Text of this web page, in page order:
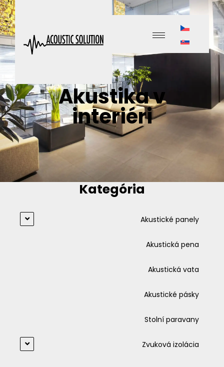
Akustika v
interiéri
Kategória
Akustické panely
Akustická pena
Akustická vata
Akustické pásky
Stolní paravany
Zvuková izolácia